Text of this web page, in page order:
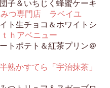
子＆いちじく蜂蜜ケーキ
みつ専門店 ラベイユ
ト生チョコ＆ホワイトシ
ｔｈアベニュー
トポテト＆紅茶プリン＠
熟かすてら「宇治抹茶」